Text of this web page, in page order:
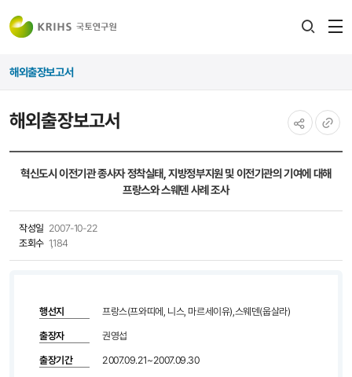
해외출장보고서
해외출장보고서
복사
혁신도시 이전기관 종사자 정착실태, 지방정부지원 및 이전기관의 기여에 대해
프랑스와 스웨덴 사례 조사
작성일 2007-10-22
조회수 1,184
행선지 프랑스(프와띠에, 니스, 마르세이유),스웨덴(웁살라)
출장자 권영섭
출장기간 2007.09.21~2007.09.30